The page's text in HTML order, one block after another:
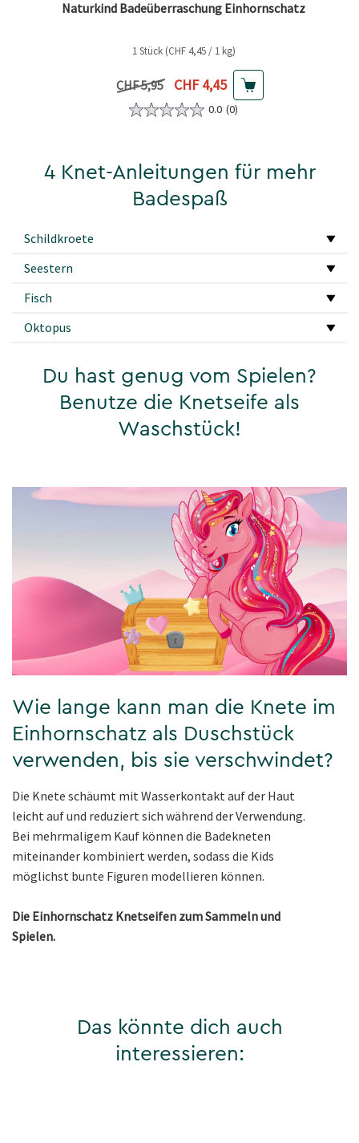
Naturkind Badeüberraschung Einhornschatz
1 Stück (CHF 4,45 / 1 kg)
Vorheriger Preis
CHF 5,95 Aktueller Preis
CHF 4,45
0.0 (0)
4 Knet-Anleitungen für mehr
Badespaß
Schildkroete
Seestern
Fisch
Oktopus
Du hast genug vom Spielen?
Benutze die Knetseife als
Waschstück!
Wie lange kann man die Knete im
Einhornschatz als Duschstück
verwenden, bis sie verschwindet?
Die Knete schäumt mit Wasserkontakt auf der Haut
leicht auf und reduziert sich während der Verwendung.
Bei mehrmaligem Kauf können die Badekneten
miteinander kombiniert werden, sodass die Kids
möglichst bunte Figuren modellieren können.
Die Einhornschatz Knetseifen zum Sammeln und
Spielen.
Das könnte dich auch
interessieren: